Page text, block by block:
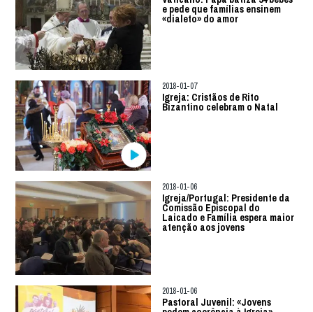
e pede que famílias ensinem
«dialeto» do amor
2018-01-07
Igreja: Cristãos de Rito
Bizantino celebram o Natal
2018-01-06
Igreja/Portugal: Presidente da
Comissão Episcopal do
Laicado e Família espera maior
atenção aos jovens
2018-01-06
Pastoral Juvenil: «Jovens